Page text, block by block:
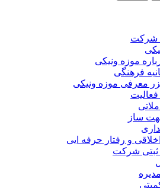
شرکت
موزه ونیکی
فرهنگی
معرفی موزه ونیکی
ساز
و رفتار حرفه ایی
ثبتی شرکت